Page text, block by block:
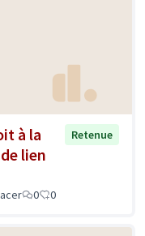
à la
lien
Retenue
0 0